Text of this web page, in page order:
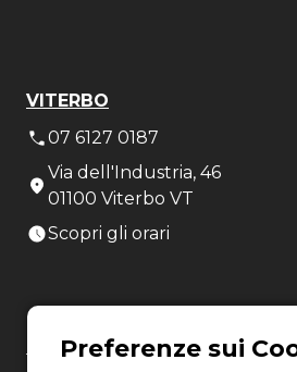
VITERBO
07 6127 0187
Via dell'Industria, 46
01100 Viterbo VT
Scopri gli orari
LATINA